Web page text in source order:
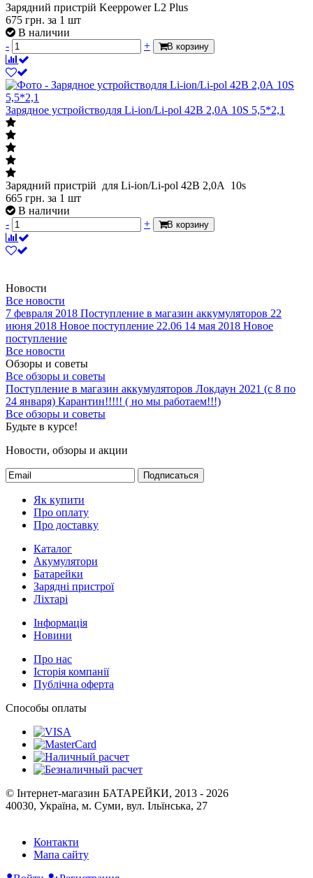
Зарядний пристрій Keeppower L2 Plus
675 грн. за 1 шт
В наличии
-
+ В корзину
Зарядное устройстводля Li-ion/Li-pol 42В 2,0А 10S 5,5*2,1
Зарядний пристрій для Li-ion/Li-pol 42В 2,0А 10s
665 грн. за 1 шт
В наличии
-
+ В корзину
Новости
Все новости
7 февраля 2018 Поступление в магазин аккумуляторов 22
июня 2018 Новое поступление 22.06 14 мая 2018 Новое
поступление
Все новости
Обзоры и советы
Все обзоры и советы
Поступление в магазин аккумуляторов Локдаун 2021 (с 8 по
24 января) Карантин!!!!! ( но мы работаем!!!)
Все обзоры и советы
Будьте в курсе!
Новости, обзоры и акции
Подписаться
Як купити
Про оплату
Про доставку
Каталог
Акумулятори
Батарейки
Зарядні пристрої
Ліхтарі
Інформація
Новини
Про нас
Історія компанії
Публічна оферта
Способы оплаты
© Інтернет-магазин БАТАРЕЙКИ, 2013 - 2026
40030, Україна, м. Суми, вул. Ільїнська, 27
Контакти
Мапа сайту